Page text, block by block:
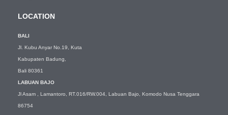
LOCATION
BALI
Jl. Kubu Anyar No.19, Kuta
Kabupaten Badung,
Bali 80361
LABUAN BAJO
Jl Asam , Lamantoro, RT.016/RW.004, Labuan Bajo, Komodo Nusa Tenggara
86754